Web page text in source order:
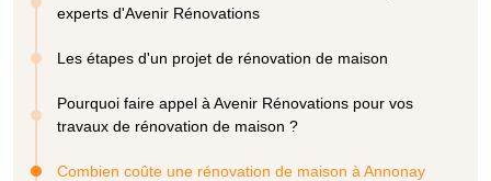
experts d'Avenir Rénovations
Les étapes d'un projet de rénovation de maison
Pourquoi faire appel à Avenir Rénovations pour vos
travaux de rénovation de maison ?
Combien coûte une rénovation de maison à Annonay